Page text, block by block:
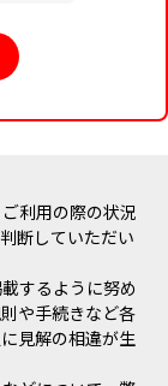
利用の際の状況
断していただい
するように努め
や手続きなど各
見解の相違が生